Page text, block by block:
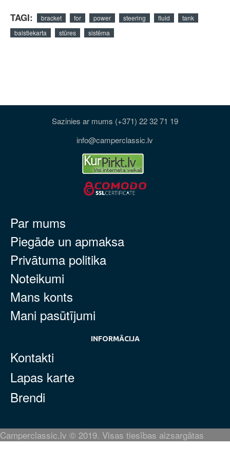
TAGI: bracket for power steering fluid
tank
balstiekarta
stūres sistēma
Sazinies ar mums (+371) 22 32 71 19
info@camperclassic.lv
Par mums
Piegāde un apmaksa
Privātuma politika
Noteikumi
Mans konts
Mani pasūtījumi
INFORMĀCIJA
Kontakti
Lapas karte
Brendi
Camperclassic.lv © 2019. Visas tiesības aizsargātas